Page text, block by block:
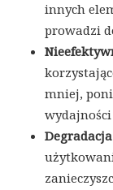
innych
prowadzi
mniej,